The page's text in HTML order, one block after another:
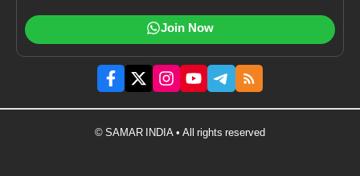
Join Now
© SAMAR INDIA • All rights reserved